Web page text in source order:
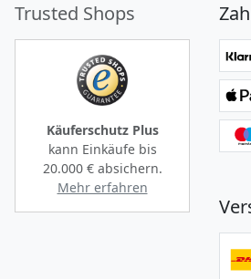
Trusted Shops
Käuferschutz Plus
kann Einkäufe bis
20.000 €absichern.
Mehr erfahren